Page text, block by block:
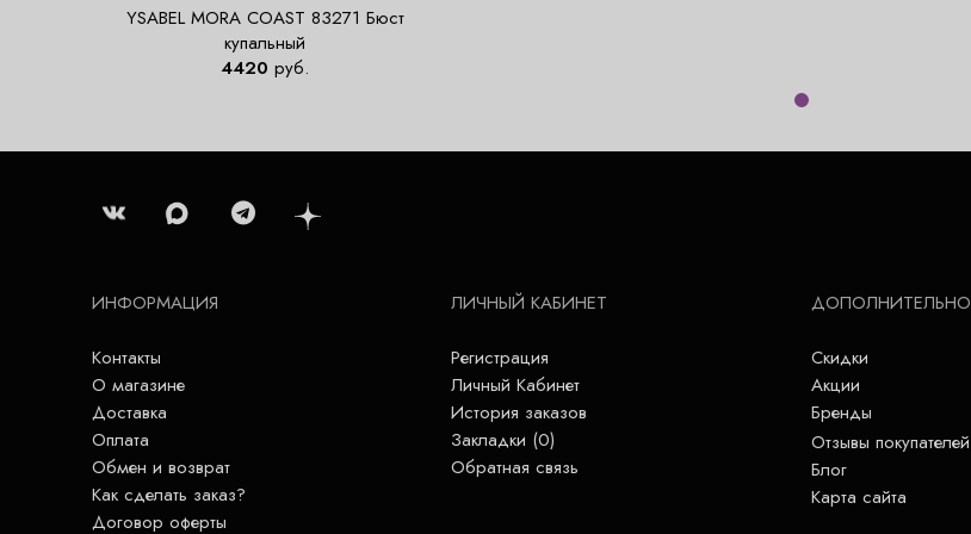
YSABEL MORA COAST 83271 Бюст
купальный
4420 руб.
ИНФОРМАЦИЯ
Контакты
О магазине
Доставка
Оплата
Обмен и возврат
Как сделать заказ?
Договор оферты
ЛИЧНЫЙ КАБИНЕТ
Регистрация
Личный Кабинет
История заказов
Закладки (0)
Обратная связь
ДОПОЛНИТЕЛЬНО
Скидки
Акции
Бренды
Отзывы покупателей
Блог
Карта сайта